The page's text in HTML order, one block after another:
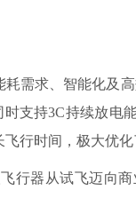
求、智能化及高
支持3C持续放
行时间，极大优化
器从试飞迈向商